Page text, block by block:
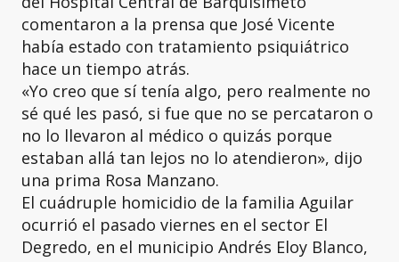
comentaron a la prensa que José Vicente
había estado con tratamiento psiquiátrico
hace un tiempo atrás.
«Yo creo que sí tenía algo, pero realmente no
sé qué les pasó, si fue que no se percataron o
no lo llevaron al médico o quizás porque
estaban allá tan lejos no lo atendieron», dijo
una prima Rosa Manzano.
El cuádruple homicidio de la familia Aguilar
ocurrió el pasado viernes en el sector El
Degredo, en el municipio Andrés Eloy Blanco,